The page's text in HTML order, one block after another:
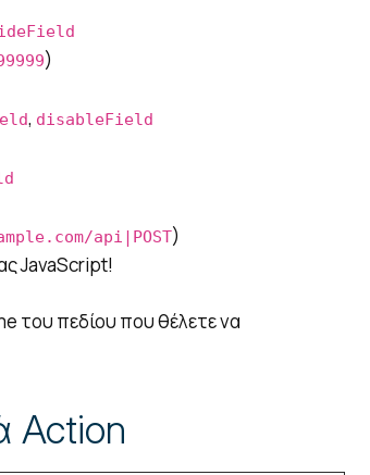
)
, disableField
api|POST)
JavaScript!
του πεδίου που θέλετε να
Action